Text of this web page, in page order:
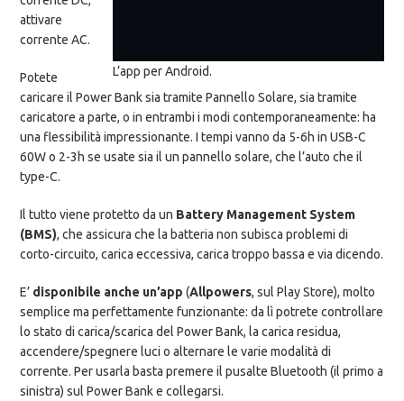
L’app per Android.
attivare
corrente AC.
Potete
caricare il Power Bank sia tramite Pannello Solare, sia tramite
caricatore a parte, o in entrambi i modi contemporaneamente: ha
una flessibilità impressionante. I tempi vanno da 5-6h in USB-C
60W o 2-3h se usate sia il un pannello solare, che l’auto che il
type-C.
Il tutto viene protetto da un Battery Management System
(BMS), che assicura che la batteria non subisca problemi di
corto-circuito, carica eccessiva, carica troppo bassa e via dicendo.
E’ disponibile anche un’app (Allpowers, sul Play Store), molto
semplice ma perfettamente funzionante: da lì potrete controllare
lo stato di carica/scarica del Power Bank, la carica residua,
accendere/spegnere luci o alternare le varie modalità di
corrente. Per usarla basta premere il pusalte Bluetooth (il primo a
sinistra) sul Power Bank e collegarsi.